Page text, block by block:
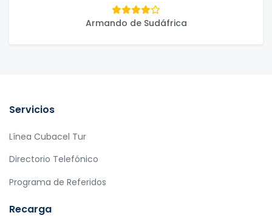
Armando de Sudáfrica
Servicios
Línea Cubacel Tur
Directorio Telefónico
Programa de Referidos
Recarga